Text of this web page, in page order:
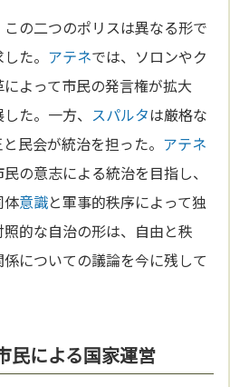
この二つのポリスは異なる形で
た。 アテネでは、ソロンやク
よって市民の発言権が拡大
た。一方、 スパルタは厳格な
民会が統治を担った。 アテネ
の意志による統治を目指し、
体意識と軍事的秩序によって独
的な自治の形は、自由と秩
係についての議論を今に残して
民による国家運営